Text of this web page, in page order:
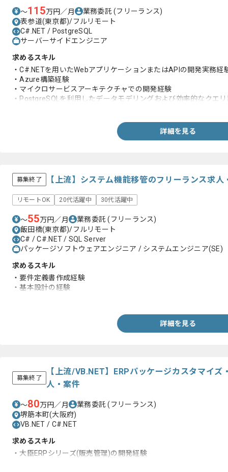
〜115万円／月 業務委託(フリーランス)
表参道(東京都)/フルリモート
C#.NET / PostgreSQL
サーバーサイドエンジニア
求めるスキル
・C#.NETを用いたWebアプリケーションまたはAPIの開発実務経
・Azure構築経験
・マイクロサービスアーキテクチャでの開発経験
・PostgreSQLを利用したデータモデリングおよび効率的なクエ
詳細を見る
募集終了 【上流】システム機能移管のフリーランス求人
リモートOK 20代活躍中 30代活躍中
〜55万円／月 業務委託(フリーランス)
飯田橋(東京都)/フルリモート
C# / C#.NET / SQL Server
パッケージソフトウェアエンジニア / システムエンジニア(SE)
求めるスキル
・要件定義書作成経験
・基本設計の経験
詳細を見る
募集終了
【上流/VB.NET】ERPパッケージカスタマイズ
人・案件
〜80万円／月 業務委託(フリーランス)
堺筋本町(大阪府)
VB.NET / C#.NET
求めるスキル
・大臣ERPシリーズ(販売管理)の開発経験